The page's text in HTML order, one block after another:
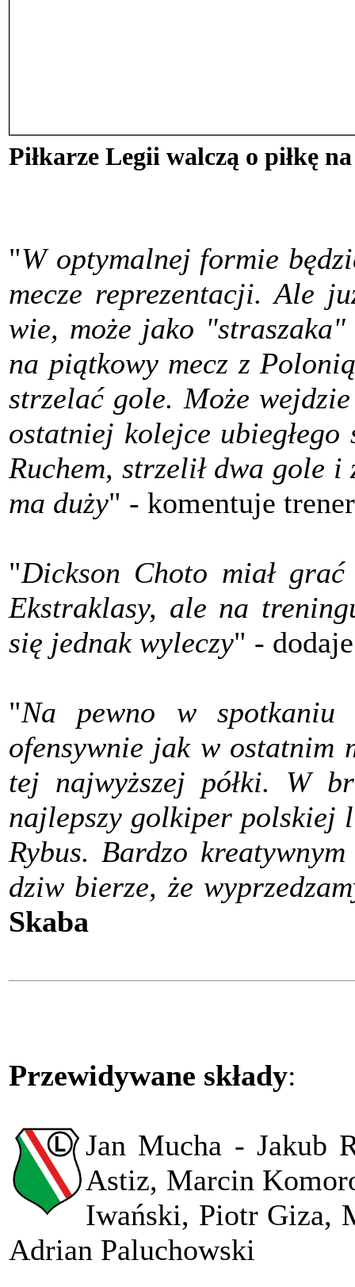
Piłkarze Legii walczą o piłkę
"W optymalnej formie
mecze reprezentacji. Ale
wie, może jako "straszaka"
na piątkowy mecz z
strzelać gole. Może
ostatniej kolejce
Ruchem, strzelił dwa gole i
ma duży" - komentuje
"Dickson Choto miał grać
Ekstraklasy, ale na
się jednak wyleczy" -
"Na pewno w
ofensywnie jak w ostatnim
tej najwyższej półki. W
najlepszy golkiper polskiej
Rybus. Bardzo
dziw bierze, że
Skaba
Przewidywane składy:
Jan Mucha - Jakub
Astiz, Marcin
Iwański, Piotr Giza,
Adrian Paluchowski